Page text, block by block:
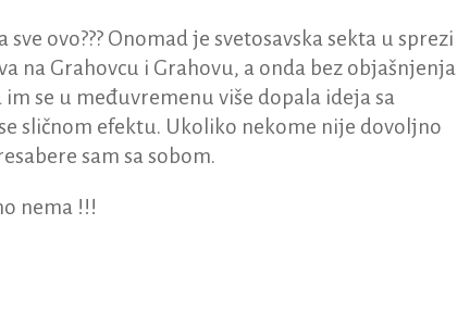
ovo??? Onomad je svetosavska sekta u sprezi
na Grahovcu i Grahovu, a onda bez objašnjenja
se u međuvremenu više dopala ideja sa
sličnom efektu. Ukoliko nekome nije dovoljno
sam sa sobom.
nema !!!